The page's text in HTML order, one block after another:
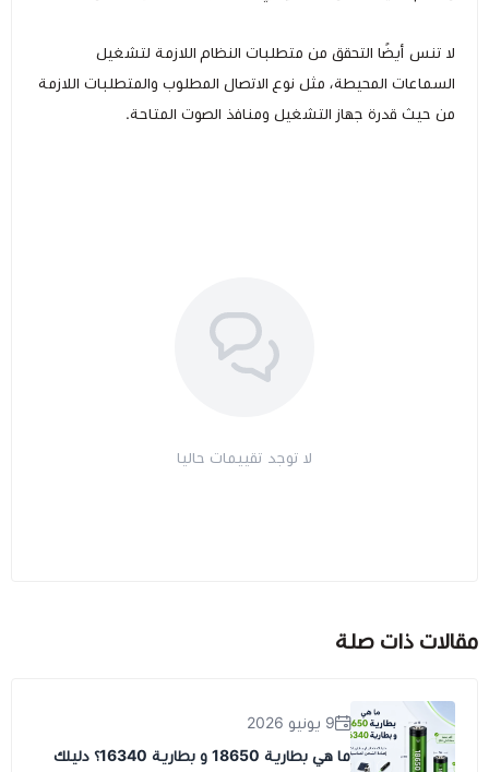
لا تنس أيضًا التحقق من متطلبات النظام اللازمة لتشغيل
السماعات المحيطة، مثل نوع الاتصال المطلوب والمتطلبات اللازمة
من حيث قدرة جهاز التشغيل ومنافذ الصوت المتاحة.
لا توجد تقييمات حاليا
مقالات ذات صلة
9 يونيو 2026
ما هي بطارية 18650 و بطارية 16340؟ دليلك